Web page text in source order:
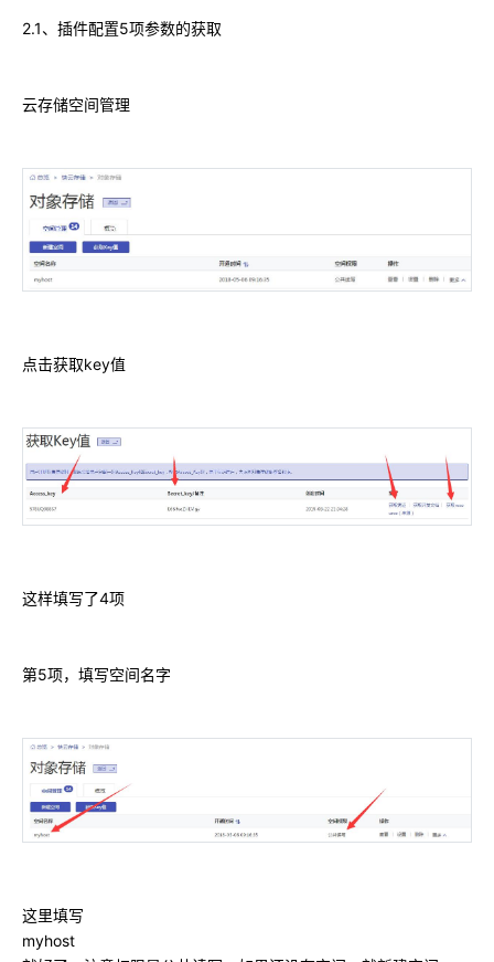
2.1、插件配置5项参数的获取
云存储空间管理
点击获取key值
这样填写了4项
第5项，填写空间名字
这里填写
myhost